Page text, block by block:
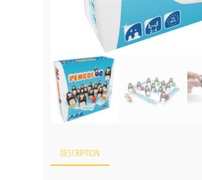
DESCRIPTION